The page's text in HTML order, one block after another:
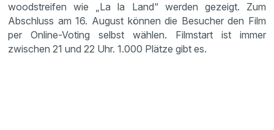
wood­streifen wie „La la Land“ werden gezeigt. Zum
Abschluss am 16. August können die Besucher den Film
per Online-Voting selbst wählen. Filmstart ist immer
zwischen 21 und 22 Uhr. 1.000 Plätze gibt es.